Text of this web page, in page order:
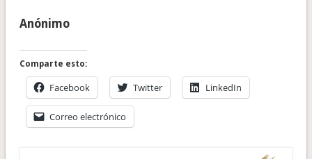
Anónimo
Comparte esto:
Facebook Twitter LinkedIn
Correo electrónico